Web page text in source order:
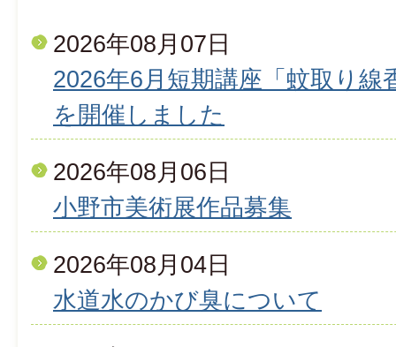
2026年08月07日
2026年6月短期講座「蚊取り
を開催しました
2026年08月06日
小野市美術展作品募集
2026年08月04日
水道水のかび臭について